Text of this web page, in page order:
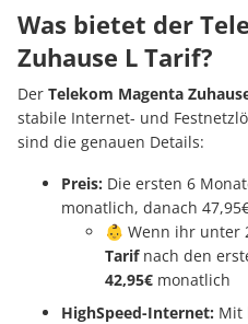
Was bietet der
Zuhause L Tarif?
Der Telekom Magenta
stabile Internet- und
sind die genauen Details:
Preis: Die ersten 6
monatlich, danach
👶 Wenn ihr unter
Tarifnach den
42,95€ monatlich
HighSpeed-Internet: Mit